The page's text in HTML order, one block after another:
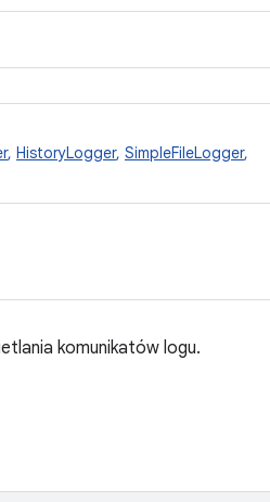
, HistoryLogger, SimpleFileLogger,
komunikatów logu.